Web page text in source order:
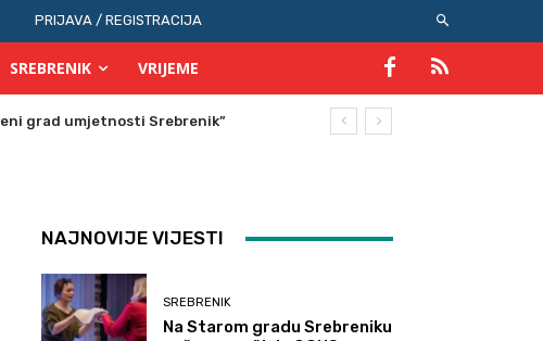
PRIJAVA / REGISTRACIJA
SREBRENIK VRIJEME
NAJNOVIJE VIJESTI
SREBRENIK
Na Starom gradu Srebreniku